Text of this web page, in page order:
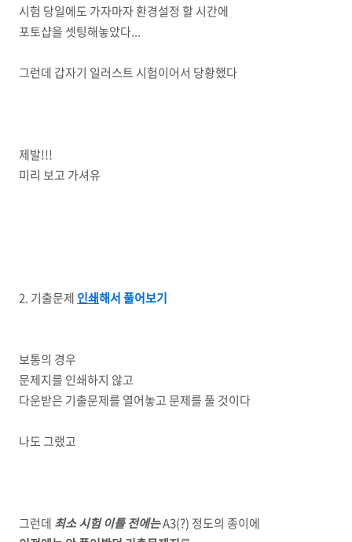
시험 당일에도 가자마자 환경설정 할 시간에
포토샵을 셋팅해놓았다...
그런데 갑자기 일러스트 시험이어서 당황했다
제발!!!
미리 보고 가셔유
2. 기출문제 인쇄해서 풀어보기
보통의 경우
문제지를 인쇄하지 않고
다운받은 기출문제를 열어놓고 문제를 풀 것이다
나도 그랬고
그런데 최소 시험 이틀 전에는A3(?) 정도의 종이에